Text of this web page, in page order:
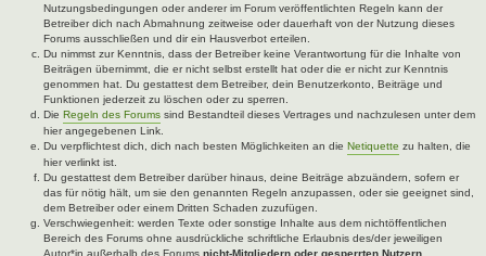
Nutzungsbedingungen oder anderer im Forum veröffentlichten Regeln kann der
Betreiber dich nach Abmahnung zeitweise oder dauerhaft von der Nutzung dieses
Forums ausschließen und dir ein Hausverbot erteilen.
Du nimmst zur Kenntnis, dass der Betreiber keine Verantwortung für die Inhalte von
Beiträgen übernimmt, die er nicht selbst erstellt hat oder die er nicht zur Kenntnis
genommen hat. Du gestattest dem Betreiber, dein Benutzerkonto, Beiträge und
Funktionen jederzeit zu löschen oder zu sperren.
Die Regeln des Forums sind Bestandteil dieses Vertrages und nachzulesen unter dem
hier angegebenen Link.
Du verpflichtest dich, dich nach besten Möglichkeiten an die Netiquette zu halten, die
hier verlinkt ist.
Du gestattest dem Betreiber darüber hinaus, deine Beiträge abzuändern, sofern er
das für nötig hält, um sie den genannten Regeln anzupassen, oder sie geeignet sind,
dem Betreiber oder einem Dritten Schaden zuzufügen.
Verschwiegenheit: werden Texte oder sonstige Inhalte aus dem nichtöffentlichen
Bereich des Forums ohne ausdrückliche schriftliche Erlaubnis des/der jeweiligen
Autor*in außerhalb des Forums nicht-Mitgliedern oder gesperrten Nutzern